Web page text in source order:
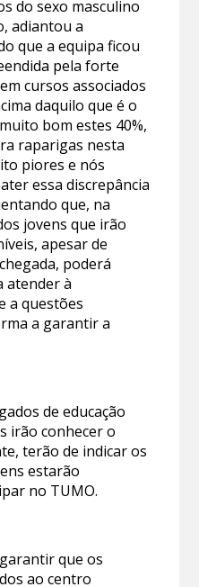
do sexo masculino
adiantou a
que a equipa ficou
pela forte
cursos associados
daquilo que é o
bom estes 40%,
raparigas nesta
piores e nós
essa discrepância
que, na
jovens que irão
apesar de
poderá
atender à
a questões
a garantir a
de educação
irão conhecer o
terão de indicar os
estarão
no TUMO.
que os
ao centro